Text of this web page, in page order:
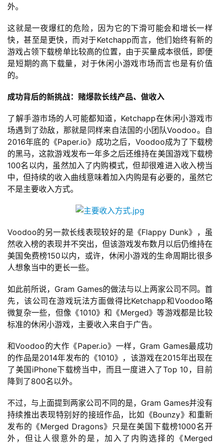
戏
休
闲
游
戏
2
2
5
第
十
三
届
金
7
月
3
0
日
游
茶
对
接
会
上
外。
这就是一夜爆红的危险，因为它的下滑可能会和增长一样
快，甚至是更快，而对于Ketchapp而言，他们始终有新的
游戏占领下载榜单比较高的位置，由于买量成本很低，即便
是短期的高下载量，对于休闲小游戏市场而言也是有价值
的。
成功背后的新挑战：赌爆款长线产品、做收入
了解手游市场的人可能都知道，Ketchapp在休闲小游戏市
场遇到了劲敌，那就是同样来自法国的小团队Voodoo。自
2016年底的《Paper.io》成功之后，Voodoo成为了下载榜
的黑马，这款游戏发布一年多之后还维持在美国游戏下载榜
100名以内，虽然加入了内购模式，但却很难进入收入榜当
中，但持续的收入曲线意味着加入内购是有必要的，虽然它
不是主要收入方式。
Voodoo的另一款长线表现较好的是《Flappy Dunk》，虽
然收入榜的表现并不突出，但该游戏发布数月以后仍维持在
美国免费榜150以内，或许，休闲小游戏的生命周期比很多
人想象当中的更长一些。
如此前所说，Gram Games的做法与以上两家公司不同。首
先，该公司在游戏玩法方面做得比Ketchapp和Voodoo略
微复杂一些，但像《1010》和《Merged》等游戏都是比较
标准的休闲小游戏，主要收入来自于广告。
和Voodoo的大作《Paper.io》一样，Gram Games最成功
的作品是2014年发布的《1010》，该游戏在2015年出现在
了美国iPhone下载榜当中，而且一度进入了Top 10，目前
降到了800名以外。
不过，与上面提到两家公司不同的是，Gram Games并没有
持续推出表现特别好的接班作品，比如《Bounzy》和重新
发布的《Merged Dragons》只是在美国下载榜1000名开
外，但让人很意外的是，加入了内购选择的《Merged